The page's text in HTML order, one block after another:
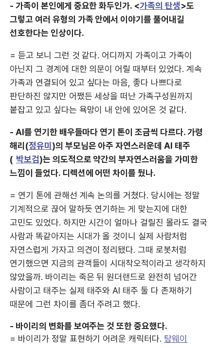
- 가족이 본인에게 중요한 화두인가. <가족의 탄생>도
그렇고 여러 유형의 가족 안에서 이야기를 풀어내길
선호한다는 인상이다.
= 듣고 보니 그런 것 같다. 어디까지 가족이고 가족이
아닌지 그 경계에 대한 의문이 어릴 때부터 있었다. 계속
가족과 연결되어 있고 싶다는 마음, 좋다 나쁘다로
판단하진 않지만 어쨌든 세상을 떠난 가족구성원까지
붙잡고 있고 싶다는 욕망이 내 안에 있어온 것 같다.
- AI를 연기한 배우들마다 연기 톤이 조금씩 다르다. 가령
해리(정유미 )의 부모님은 아주 자연스러운데 AI 태주
( 박보검)는 의도적으로 약간의 부자연스러움을 가미한
느낌이 들었다. 디렉션에 어떤 차이를 뒀나.
= 연기 톤에 관해선 계속 논의를 거쳤다. 당시에는 정말
기계적으로 끊어 말하듯 연기하는 게 맞는지에 대한
고민도 있었다. 하지만 시간이 얼마나 걸릴진 몰라도 결국
사람과 똑같아지는 시대가 올 것이니 실제 사람처럼
자연스럽게 가자고 의견이 정리됐다. 그때 로봇처럼
연기했으면 지금의 관객들이 시대착오적이라고 생각하지
않았을까. 바이리는 죽은 뒤 원더랜드로 완전히 넘어간
사람이고 태주는 실제 태주와 AI 태주 둘 다 존재하기
때문에 그런 차이를 좀더 주려고 했다.
- 바이리의 변화를 보여주는 것 또한 중요했다.
= 바이리가 정말 표현하기 어려운 캐릭터다. 탕웨이